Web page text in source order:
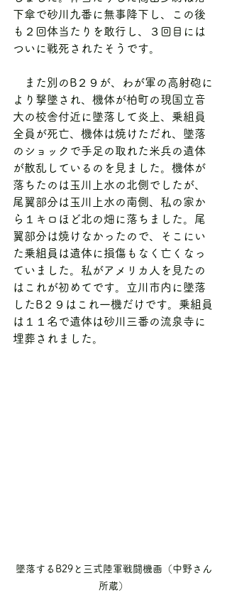
下傘で砂川九番に無事降下し、この後
も２回体当たりを敢行し、３回目には
ついに戦死されたそうです。
また別のB２９が、わが軍の高射砲に
より撃墜され、機体が柏町の現国立音
大の校舎付近に墜落して炎上、乗組員
全員が死亡、機体は焼けただれ、墜落
のショックで手足の取れた米兵の遺体
が散乱しているのを見ました。機体が
落ちたのは玉川上水の北側でしたが、
尾翼部分は玉川上水の南側、私の家か
ら１キロほど北の畑に落ちました。尾
翼部分は焼けなかったので、そこにい
た乗組員は遺体に損傷もなく亡くなっ
ていました。私がアメリカ人を見たの
はこれが初めてです。立川市内に墜落
したB２９はこれ一機だけです。乗組員
は１１名で遺体は砂川三番の流泉寺に
埋葬されました。
墜落するB29と三式陸軍戦闘機画（中野さん
所蔵）